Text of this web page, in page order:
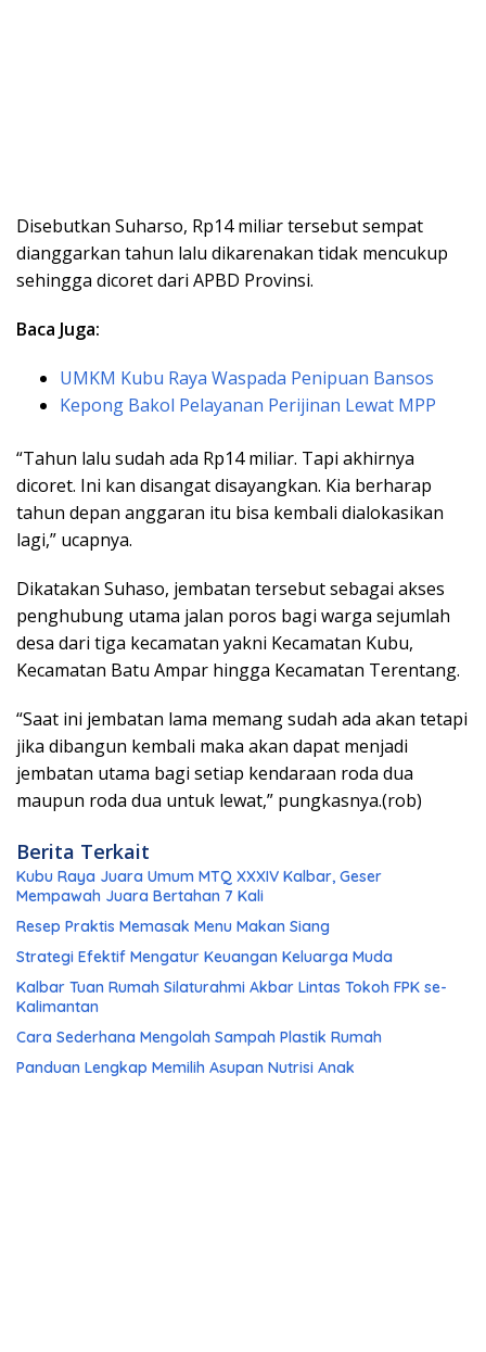
Disebutkan Suharso, Rp14 miliar tersebut sempat
dianggarkan tahun lalu dikarenakan tidak mencukup
sehingga dicoret dari APBD Provinsi.
Baca Juga:
UMKM Kubu Raya Waspada Penipuan Bansos
Kepong Bakol Pelayanan Perijinan Lewat MPP
“Tahun lalu sudah ada Rp14 miliar. Tapi akhirnya
dicoret. Ini kan disangat disayangkan. Kia berharap
tahun depan anggaran itu bisa kembali dialokasikan
lagi,” ucapnya.
Dikatakan Suhaso, jembatan tersebut sebagai akses
penghubung utama jalan poros bagi warga sejumlah
desa dari tiga kecamatan yakni Kecamatan Kubu,
Kecamatan Batu Ampar hingga Kecamatan Terentang.
“Saat ini jembatan lama memang sudah ada akan tetapi
jika dibangun kembali maka akan dapat menjadi
jembatan utama bagi setiap kendaraan roda dua
maupun roda dua untuk lewat,” pungkasnya.(rob)
Berita Terkait
Kubu Raya Juara Umum MTQ XXXIV Kalbar, Geser
Mempawah Juara Bertahan 7 Kali
Resep Praktis Memasak Menu Makan Siang
Strategi Efektif Mengatur Keuangan Keluarga Muda
Kalbar Tuan Rumah Silaturahmi Akbar Lintas Tokoh FPK se-
Kalimantan
Cara Sederhana Mengolah Sampah Plastik Rumah
Panduan Lengkap Memilih Asupan Nutrisi Anak